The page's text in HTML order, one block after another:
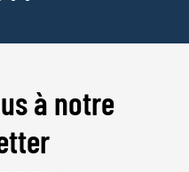
à notre